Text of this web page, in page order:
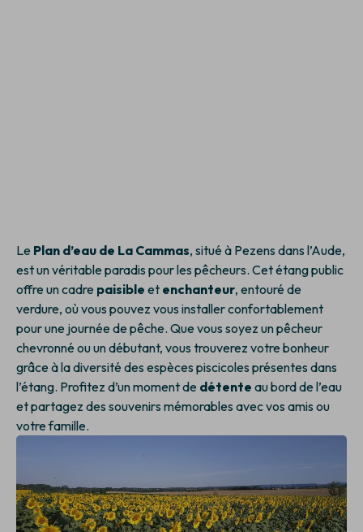
Le Plan d’eau de La Cammas, situé à Pezens dans l’Aude,
est un véritable paradis pour les pêcheurs. Cet étang public
offre un cadre paisible et enchanteur, entouré de
verdure, où vous pouvez vous installer confortablement
pour une journée de pêche. Que vous soyez un pêcheur
chevronné ou un débutant, vous trouverez votre bonheur
grâce à la diversité des espèces piscicoles présentes dans
l’étang. Profitez d’un moment de détente au bord de l’eau
et partagez des souvenirs mémorables avec vos amis ou
votre famille.